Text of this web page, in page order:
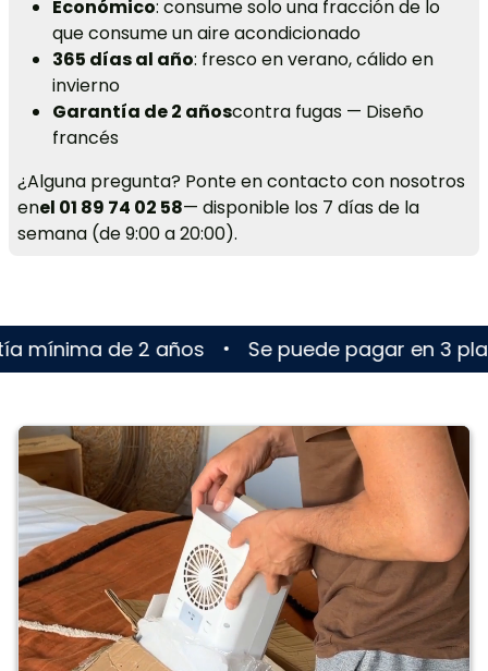
Económico: consume solo una fracción de lo
que consume un aire acondicionado
365 días al año: fresco en verano, cálido en
invierno
Garantía de 2 añoscontra fugas — Diseño
francés
¿Alguna pregunta? Ponte en contacto con nosotros
enel 01 89 74 02 58— disponible los 7 días de la
semana (de 9:00 a 20:00).
2 años Se puede pagar en 3 plazos sin